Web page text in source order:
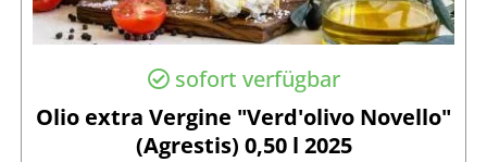
sofort verfügbar
Olio extra Vergine "Verd'olivo Novello"
(Agrestis) 0,50 l 2025